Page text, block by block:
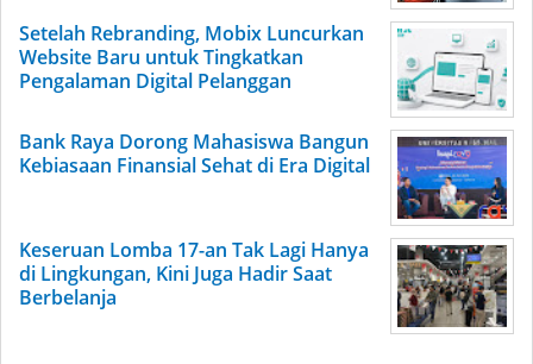
Setelah Rebranding, Mobix Luncurkan
Website Baru untuk Tingkatkan
Pengalaman Digital Pelanggan
Bank Raya Dorong Mahasiswa Bangun
Kebiasaan Finansial Sehat di Era Digital
Keseruan Lomba 17-an Tak Lagi Hanya
di Lingkungan, Kini Juga Hadir Saat
Berbelanja